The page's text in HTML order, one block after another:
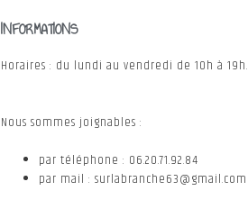
INFORMATIONS
Horaires : du lundi au vendredi de 10h à 19h.
Nous sommes joignables :
par téléphone : 06.20.71.92.84
par mail : surlabranche63@gmail.com